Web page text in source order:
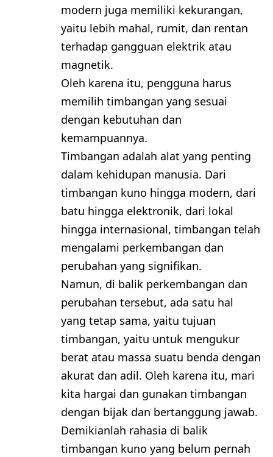
modern juga memiliki kekurangan,
yaitu lebih mahal, rumit, dan rentan
terhadap gangguan elektrik atau
magnetik.
Oleh karena itu, pengguna harus
memilih timbangan yang sesuai
dengan kebutuhan dan
kemampuannya.
Timbangan adalah alat yang penting
dalam kehidupan manusia. Dari
timbangan kuno hingga modern, dari
batu hingga elektronik, dari lokal
hingga internasional, timbangan telah
mengalami perkembangan dan
perubahan yang signifikan.
Namun, di balik perkembangan dan
perubahan tersebut, ada satu hal
yang tetap sama, yaitu tujuan
timbangan, yaitu untuk mengukur
berat atau massa suatu benda dengan
akurat dan adil. Oleh karena itu, mari
kita hargai dan gunakan timbangan
dengan bijak dan bertanggung jawab.
Demikianlah rahasia di balik
timbangan kuno yang belum pernah